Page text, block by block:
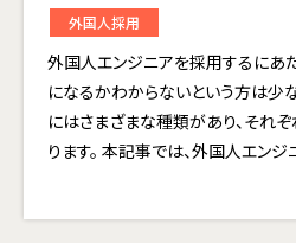
外国人採用
外国人エンジニアを採用するにあ
になるかわからないという方は少
にはさまざまな種類があり、それ
ります。 本記事では、外国人エン